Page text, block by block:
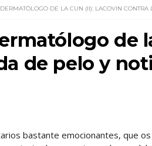
DE LA CUN (II): LACOVIN
de
de pelo y
bastante emocionantes, que